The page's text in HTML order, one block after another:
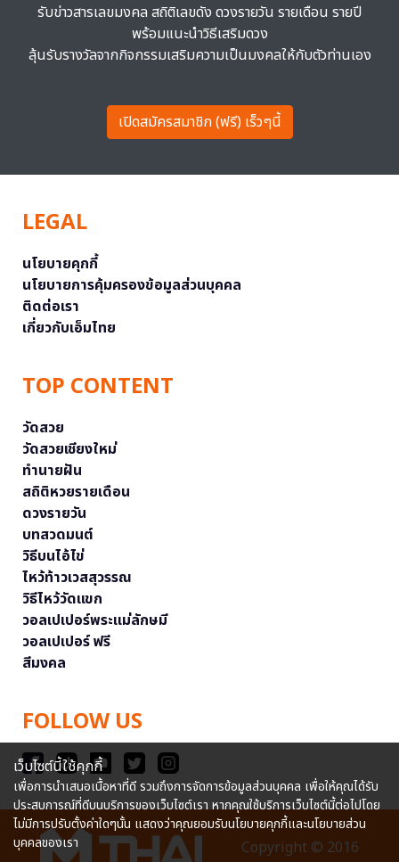
รับข่าวสารเลขมงคล สถิติเลขดัง ดวงรายวัน รายเดือน รายปี
พร้อมแนะนำวิธีเสริมดวง
ลุ้นรับรางวัลจากกิจกรรมเสริมความเป็นมงคลให้กับตัวท่านเอง
เปิดสมัครสมาชิก (ฟรี) เร็วๆนี้
LEGAL
นโยบายคุกกี้
นโยบายการคุ้มครองข้อมูลส่วนบุคคล
ติดต่อเรา
เกี่ยวกับเอ็มไทย
TOP CONTENT
วัดสวย
วัดสวยเชียงใหม่
ทำนายฝัน
สถิติหวยรายเดือน
ดวงรายวัน
บทสวดมนต์
วิธีบนไอ้ไข่
ไหว้ท้าวเวสสุวรรณ
วิธีไหว้วัดแขก
วอลเปเปอร์พระแม่ลักษมี
วอลเปเปอร์ ฟรี
สีมงคล
FOLLOW US
Copyright © 2016
เว็บไซต์นี้ใช้คุกกี้
เพื่อการนำเสนอเนื้อหาที่ดี รวมถึงการจัดการข้อมูลส่วนบุคคล เพื่อให้คุณได้รับ
ประสบการณ์ที่ดีบนบริการของเว็บไซต์เรา หากคุณใช้บริการเว็บไซต์นี้ต่อไปโดย
ไม่มีการปรับตั้งค่าใดๆนั้น แสดงว่าคุณยอมรับนโยบายคุกกี้และนโยบายส่วน
บุคคลของเรา